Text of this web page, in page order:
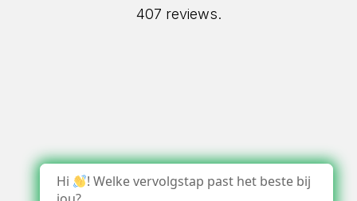
407 reviews.
Hi
! Welke vervolgstap past het beste bij